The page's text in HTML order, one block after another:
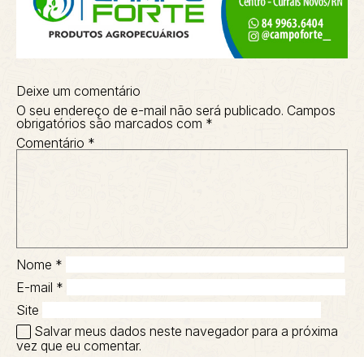
Deixe um comentário
O seu endereço de e-mail não será publicado. Campos
obrigatórios são marcados com *
Comentário *
Nome *
E-mail *
Site
Salvar meus dados neste navegador para a próxima
vez que eu comentar.